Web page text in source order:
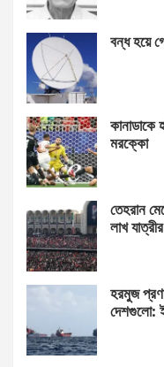
বন্ধ হয়ে
কানাডাকে
মরক্কো
তেহরান
লাখ
হরমুজ
দেশগুলো: